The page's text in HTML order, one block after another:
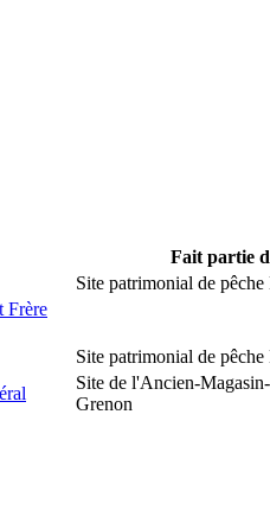
Fait partie
Site patrimonial de
Frère
Site patrimonial de
Site de l'Ancien-
Grenon